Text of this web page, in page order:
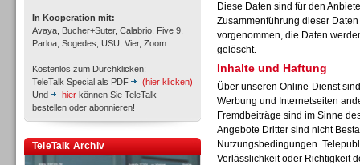
In Kooperation mit:
Avaya, Bucher+Suter, Calabrio, Five 9,
Parloa, Sogedes, USU, Vier, Zoom
Kostenlos zum Durchklicken:
TeleTalk Special als PDF
(hier klicken)
Und
hier können Sie TeleTalk
bestellen oder abonnieren!
TeleTalk Archiv
Inbound
Diese Daten sind für den
Zusammenführung dieser
vorgenommen, die Daten
gelöscht.
Inhalte und Haftung
Über unseren Online-Dienst
Werbung und Internetseiten
Fremdbeiträge sind im Sinne
Angebote Dritter sind nicht
Nutzungsbedingungen.
Verlässlichkeit oder Richtigkeit